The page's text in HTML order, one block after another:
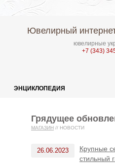
Ювелирный
ювелирные
+7 (343)
ЭНЦИКЛОПЕДИЯ
Грядущее
МАГАЗИН // НОВОСТИ
26.06.2023
Крупные
стильный